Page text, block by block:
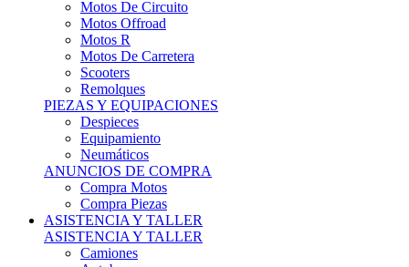
Motos R
Motos De Carretera
Scooters
Remolques
PIEZAS Y EQUIPACIONES
Despieces
Equipamiento
Neumáticos
ANUNCIOS DE COMPRA
Compra Motos
Compra Piezas
ASISTENCIA Y TALLER
ASISTENCIA Y TALLER
Camiones
Autobuses
Furgonetas